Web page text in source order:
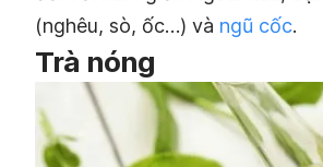
(nghêu, sò, ốc…) và ngũ cốc.
Trà nóng